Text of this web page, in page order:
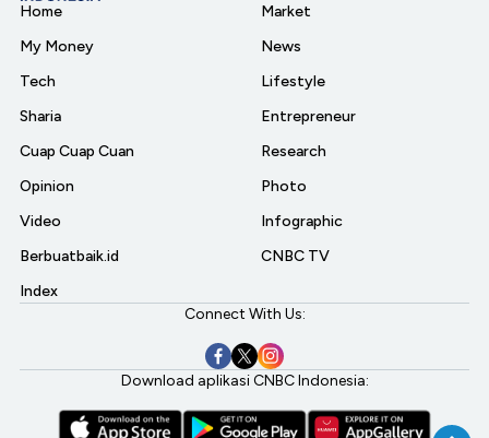
Home
My Money
Tech
Sharia
Cuap Cuap Cuan
Opinion
Video
Berbuatbaik.id
Index
Market
News
Lifestyle
Entrepreneur
Research
Photo
Infographic
CNBC TV
Connect With Us:
Download aplikasi CNBC Indonesia: